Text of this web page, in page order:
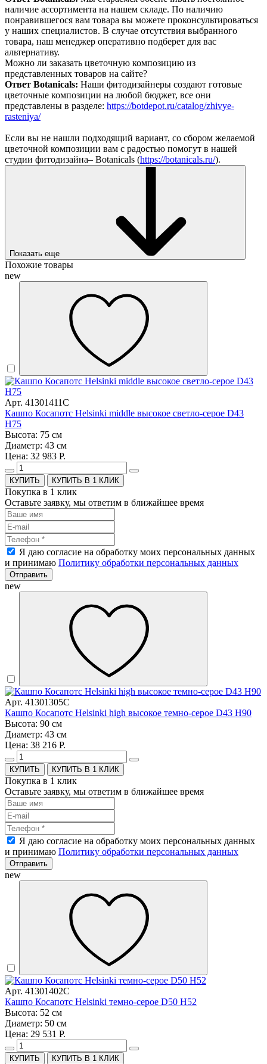
наличие ассортимента на нашем складе. По наличию
понравившегося вам товара вы можете проконсультироваться
у наших специалистов. В случае отсутствия выбранного
товара, наш менеджер оперативно подберет для вас
альтернативу.
Можно ли заказать цветочную композицию из
представленных товаров на сайте?
Ответ Botanicals: Наши фитодизайнеры создают готовые
цветочные композиции на любой бюджет, все они
представлены в разделе: https://botdepot.ru/catalog/zhivye-
rasteniya/
Если вы не нашли подходящий вариант, со сбором желаемой
цветочной композиции вам с радостью помогут в нашей
студии фитодизайна– Botanicals (https://botanicals.ru/).
Показать еще
Похожие товары
new
Арт. 41301411C
Кашпо Косапотс Helsinki middle высокое светло-серое D43
H75
Высота: 75 см
Диаметр: 43 см
Цена: 32 983 Р.
КУПИТЬ В 1 КЛИК
Покупка в 1 клик
Оставьте заявку, мы ответим в ближайшее время
Я даю согласие на обработку моих персональных данных
и принимаю Политику обработки персональных данных
Отправить
new
Арт. 41301305C
Кашпо Косапотс Helsinki high высокое темно-серое D43 H90
Высота: 90 см
Диаметр: 43 см
Цена: 38 216 Р.
КУПИТЬ В 1 КЛИК
Покупка в 1 клик
Оставьте заявку, мы ответим в ближайшее время
Я даю согласие на обработку моих персональных данных
и принимаю Политику обработки персональных данных
Отправить
new
Арт. 41301402C
Кашпо Косапотс Helsinki темно-серое D50 H52
Высота: 52 см
Диаметр: 50 см
Цена: 29 531 Р.
КУПИТЬ В 1 КЛИК